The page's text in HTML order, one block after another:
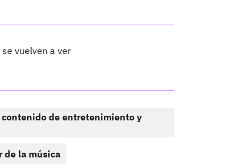
se vuelven a ver
de entretenimiento y
de la música